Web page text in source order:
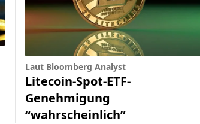
Laut Bloomberg Analyst
Litecoin-Spot-ETF-
Genehmigung
“wahrscheinlich”